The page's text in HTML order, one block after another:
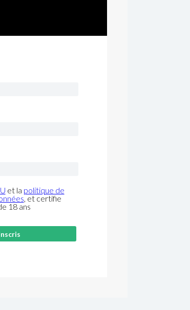
et la politique de
, et certifie
18 ans